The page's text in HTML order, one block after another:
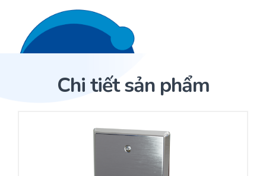
Trang ChủChi tiết sản phẩm